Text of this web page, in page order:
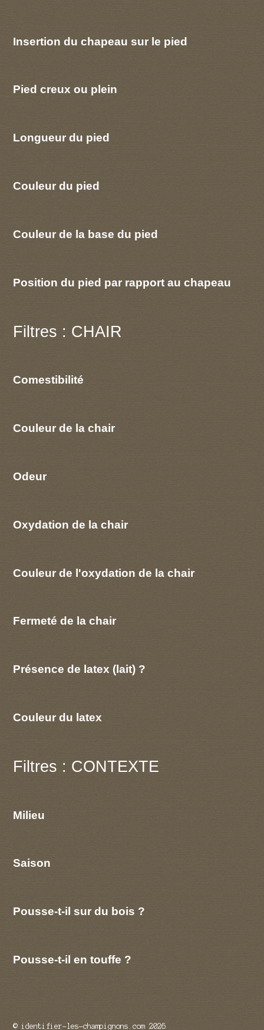
Insertion du chapeau sur le pied
Pied creux ou plein
Longueur du pied
Couleur du pied
Couleur de la base du pied
Position du pied par rapport au chapeau
Filtres : CHAIR
Comestibilité
Couleur de la chair
Odeur
Oxydation de la chair
Couleur de l'oxydation de la chair
Fermeté de la chair
Présence de latex (lait) ?
Couleur du latex
Filtres : CONTEXTE
Milieu
Saison
Pousse-t-il sur du bois ?
Pousse-t-il en touffe ?
© identifier-les-champignons.com 2026